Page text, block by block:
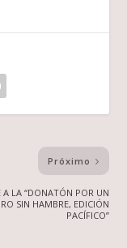
Próximo
A LA “DONATÓN POR UN
SIN HAMBRE, EDICIÓN
PACÍFICO”